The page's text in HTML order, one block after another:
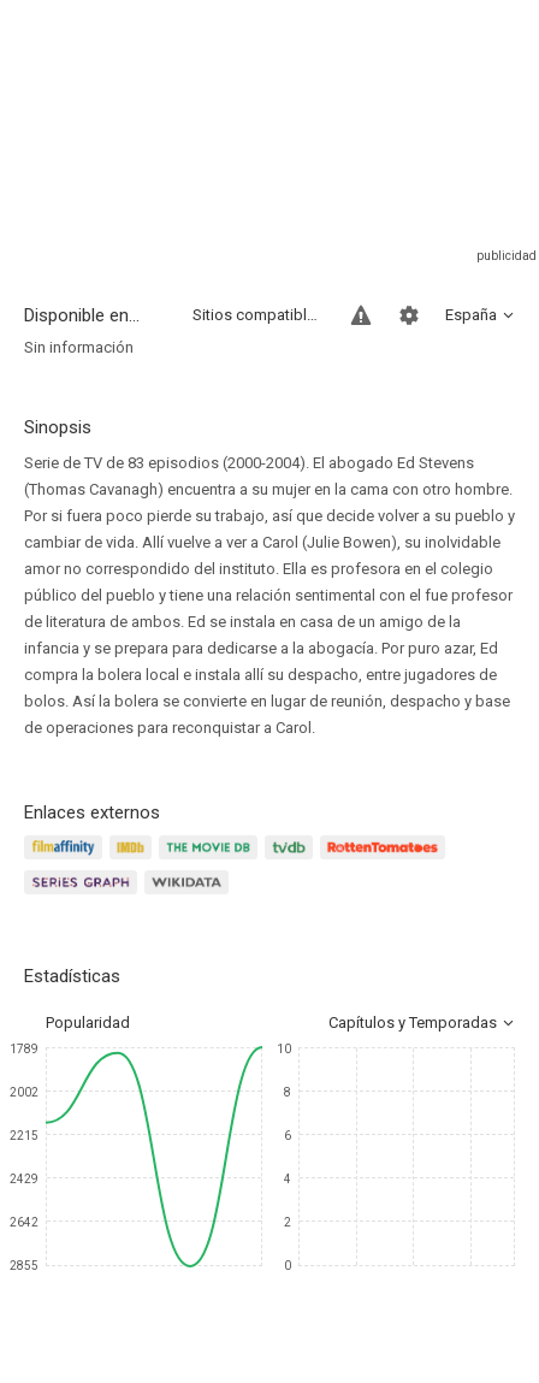
Disponible en... España
Sitios compatibles
Sin información
Sinopsis
Serie de TV de 83 episodios (2000-2004). El abogado Ed Stevens
(Thomas Cavanagh) encuentra a su mujer en la cama con otro hombre.
Por si fuera poco pierde su trabajo, así que decide volver a su pueblo y
cambiar de vida. Allí vuelve a ver a Carol (Julie Bowen), su inolvidable
amor no correspondido del instituto. Ella es profesora en el colegio
público del pueblo y tiene una relación sentimental con el fue profesor
de literatura de ambos. Ed se instala en casa de un amigo de la
infancia y se prepara para dedicarse a la abogacía. Por puro azar, Ed
compra la bolera local e instala allí su despacho, entre jugadores de
bolos. Así la bolera se convierte en lugar de reunión, despacho y base
de operaciones para reconquistar a Carol.
Enlaces externos
Estadísticas
Popularidad Capítulos y Temporadas
1789
2002
2215
2429
2642
2855
10
8
6
4
2
0